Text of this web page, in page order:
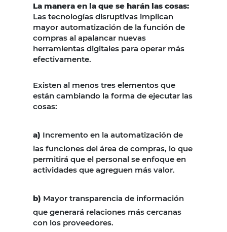
La manera en la que se harán las cosas:
Las tecnologías disruptivas implican
mayor automatización de la función de
compras al apalancar nuevas
herramientas digitales para operar más
efectivamente.
Existen al menos tres elementos que
están cambiando la forma de ejecutar las
cosas:
a) Incremento en la automatización de
las funciones del área de compras, lo que
permitirá que el personal se enfoque en
actividades que agreguen más valor.
b) Mayor transparencia de información
que generará relaciones más cercanas
con los proveedores.